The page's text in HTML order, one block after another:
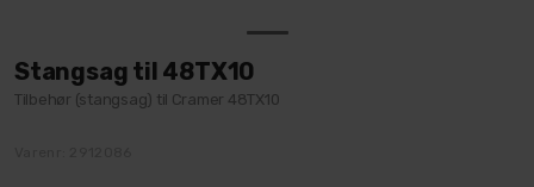
Stangsag til 48TX10
Tilbehør (stangsag) til Cramer 48TX10